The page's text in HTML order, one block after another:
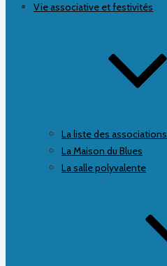
Vie associative et festivités
La liste des associations
La Maison du Blues
La salle polyvalente